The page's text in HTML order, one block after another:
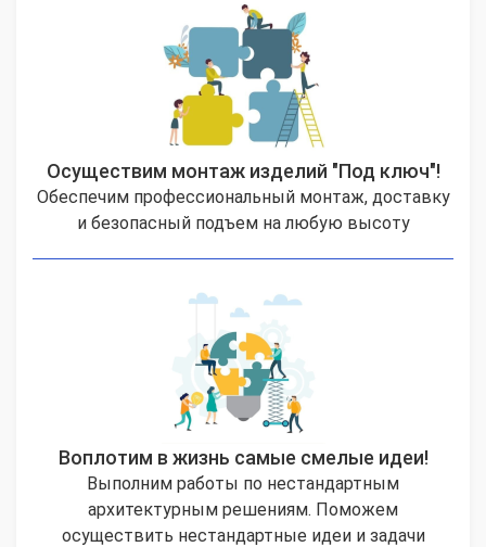
Осуществим монтаж изделий "Под ключ"!
Обеспечим профессиональный монтаж, доставку
и безопасный подъем на любую высоту
Воплотим в жизнь самые смелые идеи!
Выполним работы по нестандартным
архитектурным решениям. Поможем
осуществить нестандартные идеи и задачи